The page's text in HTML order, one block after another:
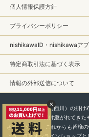
個人情報保護方針
プライバシーポリシー
nishikawaID・nishikawaア
特定商取引法に基づく表示
情報の外部送信について
私たちnishikawa（西川）の掛
は、450年以上受け継がれてきた
されています。 これからも皆様